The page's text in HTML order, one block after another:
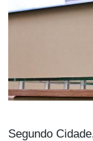
Segundo